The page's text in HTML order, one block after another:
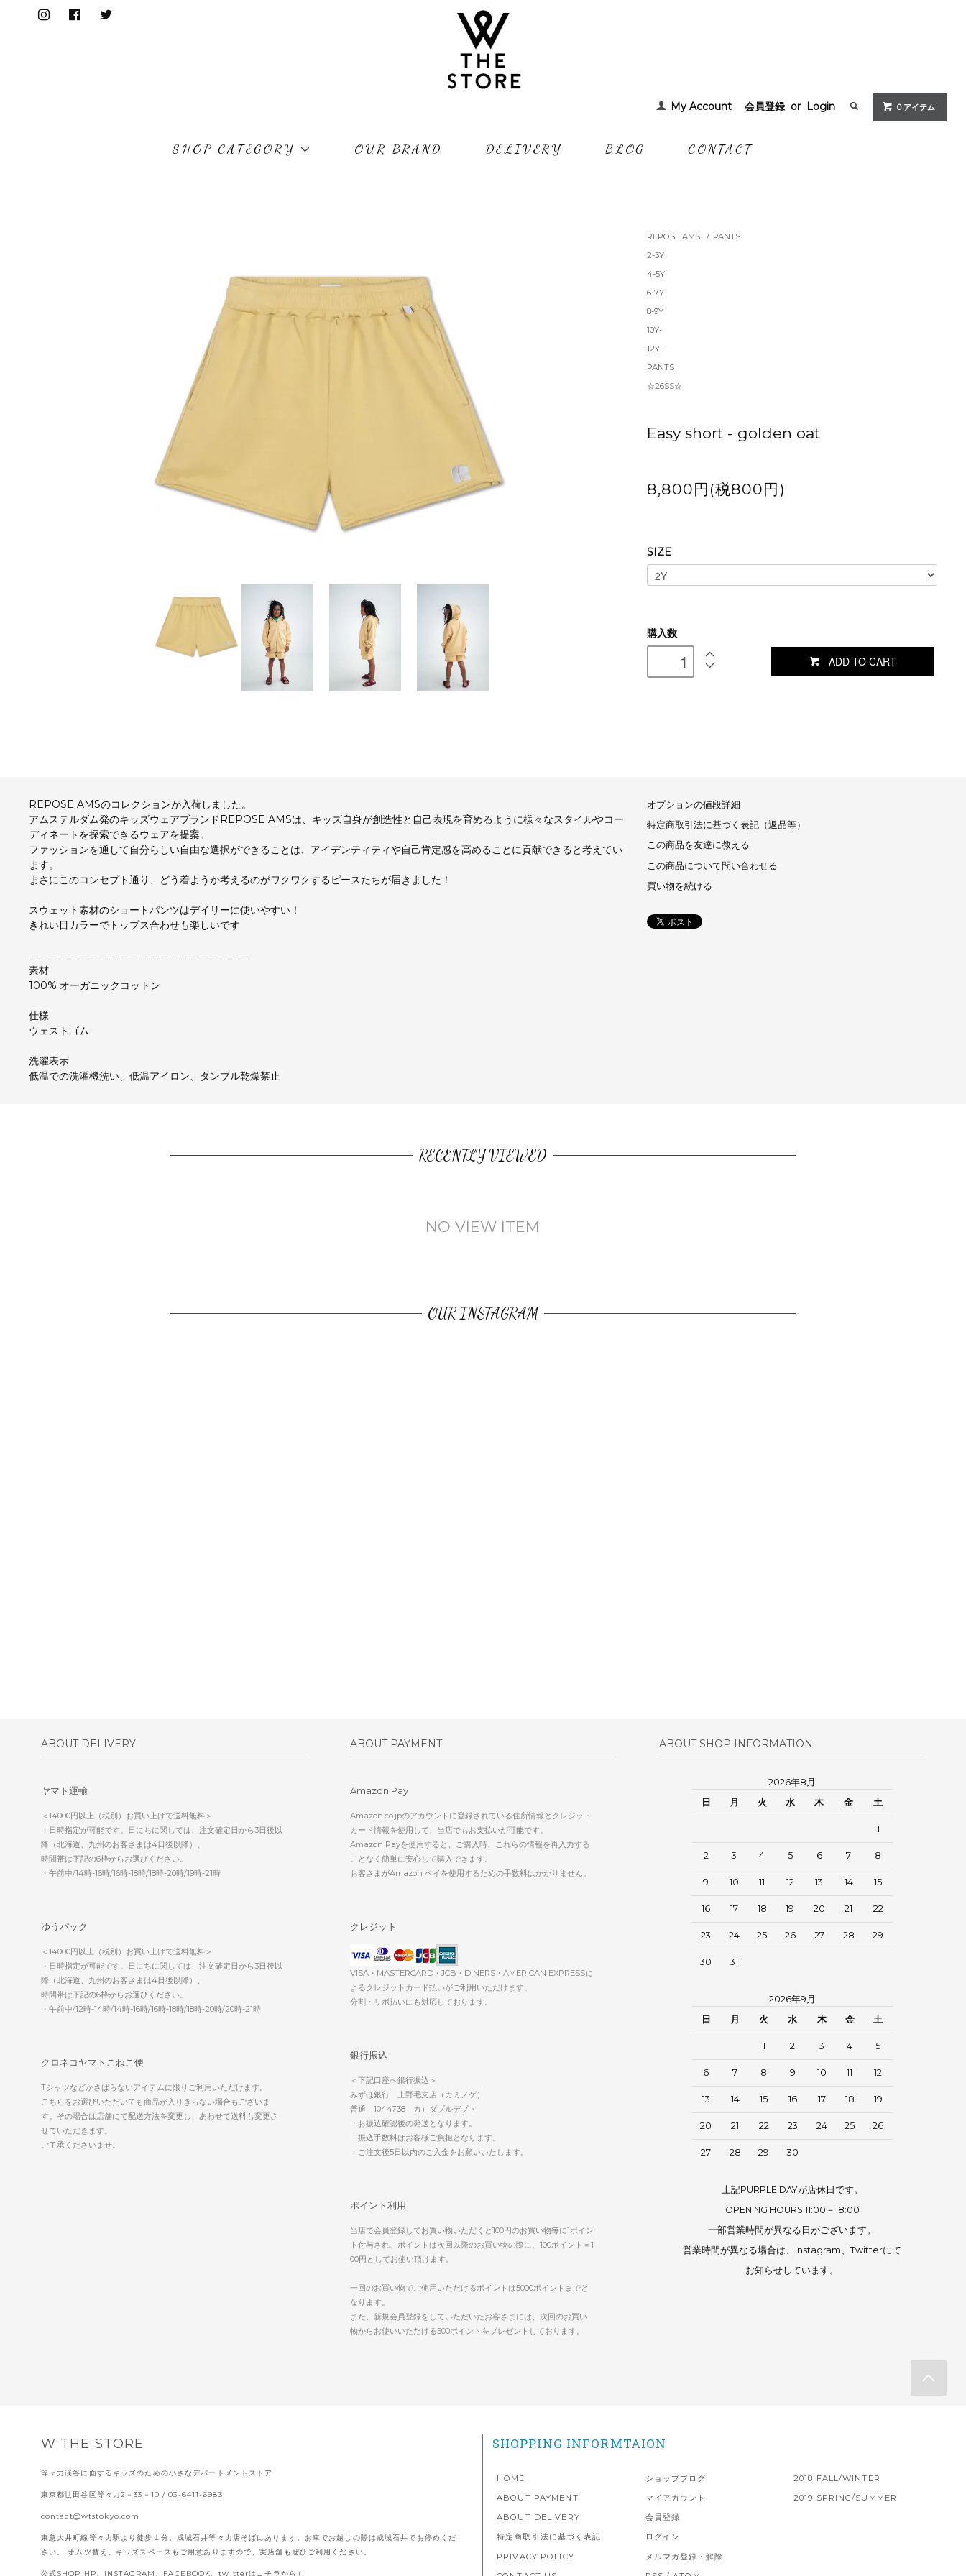
My Account 会員登録 or Login 0 アイテム
SHOP CATEGORY OUR BRAND DELIVERY BLOG CONTACT
REPOSE AMS / PANTS
2-3Y
4-5Y
6-7Y
8-9Y
10Y-
12Y-
PANTS
☆26SS☆
Easy short - golden oat
8,800円(税800円)
SIZE
購入数
ADD TO CART
REPOSE AMSのコレクションが入荷しました。
アムステルダム発のキッズウェアブランドREPOSE AMSは、キッズ自身が創造性と自己表現を育めるように様々なスタイルやコー
ディネートを探索できるウェアを提案。
ファッションを通して自分らしい自由な選択ができることは、アイデンティティや自己肯定感を高めることに貢献できると考えてい
ます。
まさにこのコンセプト通り、どう着ようか考えるのがワクワクするピースたちが届きました！
スウェット素材のショートパンツはデイリーに使いやすい！
きれい目カラーでトップス合わせも楽しいです
素材
100% オーガニックコットン
仕様
ウェストゴム
洗濯表示
低温での洗濯機洗い、低温アイロン、タンブル乾燥禁止
オプションの値段詳細
特定商取引法に基づく表記（返品等）
この商品を友達に教える
この商品について問い合わせる
買い物を続ける
RECENTLY VIEWED
NO VIEW ITEM
OUR INSTAGRAM
ABOUT DELIVERY
ヤマト運輸
＜14000円以上（税別）お買い上げで送料無料＞
・日時指定が可能です。日にちに関しては、注文確定日から3日後以
降（北海道、九州のお客さまは4日後以降）、
時間帯は下記の6枠からお選びください。
・午前中/14時-16時/16時-18時/18時-20時/19時-21時
ゆうパック
＜14000円以上（税別）お買い上げで送料無料＞
・日時指定が可能です。日にちに関しては、注文確定日から3日後以
降（北海道、九州のお客さまは4日後以降）、
時間帯は下記の6枠からお選びください。
・午前中/12時-14時/14時-16時/16時-18時/18時-20時/20時-21時
クロネコヤマトこねこ便
Tシャツなどかさばらないアイテムに限りご利用いただけます。
こちらをお選びいただいても商品が入りきらない場合もございま
す。その場合は店舗にて配送方法を変更し、あわせて送料も変更さ
せていただきます。
ご了承くださいませ。
ABOUT PAYMENT
Amazon Pay
Amazon.co.jpのアカウントに登録されている住所情報とクレジット
カード情報を使用して、当店でもお支払いが可能です。
Amazon Payを使用すると、ご購入時、これらの情報を再入力する
ことなく簡単に安心して購入できます。
お客さまがAmazon ペイを使用するための手数料はかかりません。
クレジット
VISA・MASTERCARD・JCB・DINERS・AMERICAN EXPRESSに
よるクレジットカード払いがご利用いただけます。
分割・リボ払いにも対応しております。
銀行振込
＜下記口座へ銀行振込＞
みずほ銀行 上野毛支店（カミノゲ）
普通 1044738 カ）ダブルデプト
・お振込確認後の発送となります。
・振込手数料はお客様ご負担となります。
・ご注文後5日以内のご入金をお願いいたします。
ポイント利用
当店で会員登録してお買い物いただくと100円のお買い物毎に1ポイン
ト付与され、ポイントは次回以降のお買い物の際に、100ポイント＝1
00円としてお使い頂けます。
一回のお買い物でご使用いただけるポイントは5000ポイントまでと
なります。
また、新規会員登録をしていただいたお客さまには、次回のお買い
物からお使いいただける500ポイントをプレゼントしております。
ABOUT SHOP INFORMATION
2026年8月
日
月 火 水 木 金 土
1
2 3 4 5 6 7 8
9 10 11 12 13 14 15
16 17 18 19 20 21 22
23 24 25 26 27 28 29
30 31
2026年9月
日
月 火 水 木 金 土
1 2 3 4 5
6 7 8 9 10 11 12
13 14 15 16 17 18 19
20 21 22 23 24 25 26
27 28 29 30
上記PURPLE DAYが店休日です。
OPENING HOURS 11:00－18:00
一部営業時間が異なる日がございます。
営業時間が異なる場合は、Instagram、Twitterにて
お知らせしています。
W THE STORE
等々力渓谷に面するキッズのための小さなデパートメントストア
東京都世田谷区等々力2－33－10 / 03-6411-6983
contact@wtstokyo.com
東急大井町線等々力駅より徒歩１分。成城石井等々力店そばにあります。お車でお越しの際は成城石井でお停めくだ
さい。 オムツ替え、キッズスペースもご用意ありますので、実店舗もぜひご利用ください。
公式SHOP HP、INSTAGRAM、FACEBOOK、twitterはコチラから↓
SHOPPING INFORMTAION
HOME
ABOUT PAYMENT
ABOUT DELIVERY
特定商取引法に基づく表記
PRIVACY POLICY
ショップブログ
マイアカウント
会員登録
ログイン
メルマガ登録・解除
2018 FALL/WINTER
2019 SPRING/SUMMER